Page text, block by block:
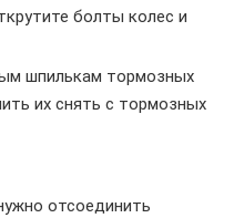
болты колес и
шпилькам тормозных
их снять с тормозных
отсоединить